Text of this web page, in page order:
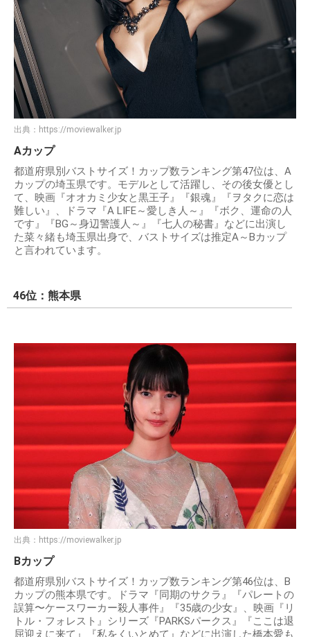
出典： https://moviewalker.jp
Aカップ
都道府県別バストサイズ！カップ数ランキング第47位は、A
カップの埼玉県です。モデルとして活躍し、その後女優とし
て、映画『オオカミ少女と黒王子』『銀魂』『ヲタクに恋は
難しい』、ドラマ『A LIFE～愛しき人～』『ボク、運命の人
です』『BG～身辺警護人～』『七人の秘書』などに出演し
た菜々緒も埼玉県出身で、バストサイズは推定A～Bカップ
と言われています。
46位：熊本県
出典： https://moviewalker.jp
Bカップ
都道府県別バストサイズ！カップ数ランキング第46位は、B
カップの熊本県です。ドラマ『同期のサクラ』『パレートの
誤算〜ケースワーカー殺人事件』『35歳の少女』、映画『リ
トル・フォレスト』シリーズ『PARKSパークス』『ここは退
屈迎えに来て』『私をくいとめて』などに出演した橋本愛も